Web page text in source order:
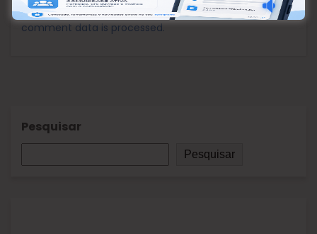
This site uses Akismet to reduce spam.Learn how your
comment data is processed.
Pesquisar
Pesquisar